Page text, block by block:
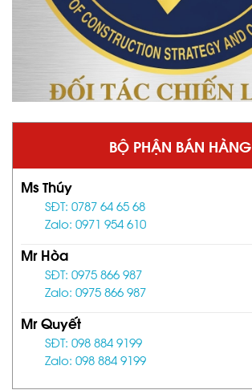
BỘ PHẬN BÁN HÀNG
Ms Thúy
SĐT: 0787 64 65 68
Zalo: 0971 954 610
Mr Hòa
SĐT: 0975 866 987
Zalo: 0975 866 987
Mr Quyết
SĐT: 098 884 9199
Zalo: 098 884 9199